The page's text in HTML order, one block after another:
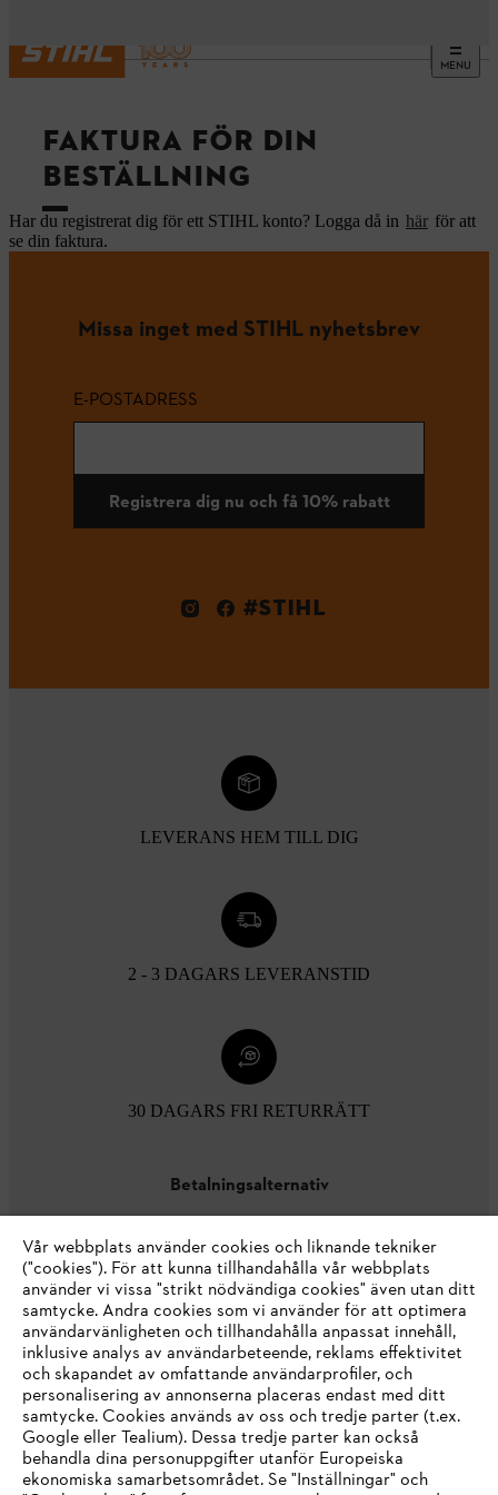
MENU
FAKTURA FÖR DIN
BESTÄLLNING
Har du registrerat dig för ett STIHL konto? Logga då in här för att
se din faktura.
Missa inget med STIHL nyhetsbrev
E-POSTADRESS
Registrera dig nu och få 10% rabatt
#STIHL
LEVERANS HEM TILL DIG
2 - 3 DAGARS LEVERANSTID
30 DAGARS FRI RETURRÄTT
Betalningsalternativ
Företaget
STIHL FAQ
Vår webbplats använder cookies och liknande tekniker
("cookies"). För att kunna tillhandahålla vår webbplats
använder vi vissa "strikt nödvändiga cookies" även utan ditt
samtycke. Andra cookies som vi använder för att optimera
användarvänligheten och tillhandahålla anpassat innehåll,
inklusive analys av användarbeteende, reklams effektivitet
och skapandet av omfattande användarprofiler, och
personalisering av annonserna placeras endast med ditt
samtycke. Cookies används av oss och tredje parter (t.ex.
Google eller Tealium). Dessa tredje parter kan också
behandla dina personuppgifter utanför Europeiska
ekonomiska samarbetsområdet. Se "Inställningar" och